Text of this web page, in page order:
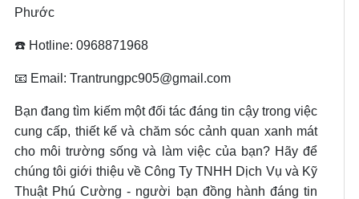
Phước
☎️ Hotline: 0968871968
📧 Email: Trantrungpc905@gmail.com
Bạn đang tìm kiếm một đối tác đáng tin cậy trong việc
cung cấp, thiết kế và chăm sóc cảnh quan xanh mát
cho môi trường sống và làm việc của bạn? Hãy để
chúng tôi giới thiệu về Công Ty TNHH Dịch Vụ và Kỹ
Thuật Phú Cường - người bạn đồng hành đáng tin